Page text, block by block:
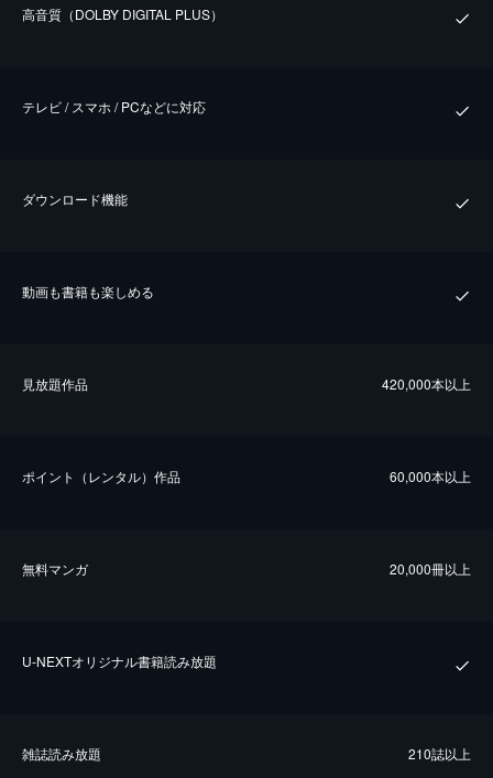
⾼⾳質（DOLBY DIGITAL PLUS）
テレビ / スマホ / PCなどに対応
ダウンロード機能
動画も書籍も楽しめる
⾒放題作品 420,000本以上
ポイント（レンタル）作品 60,000本以上
無料マンガ 20,000冊以上
U-NEXTオリジナル書籍読み放題
雑誌読み放題 210誌以上